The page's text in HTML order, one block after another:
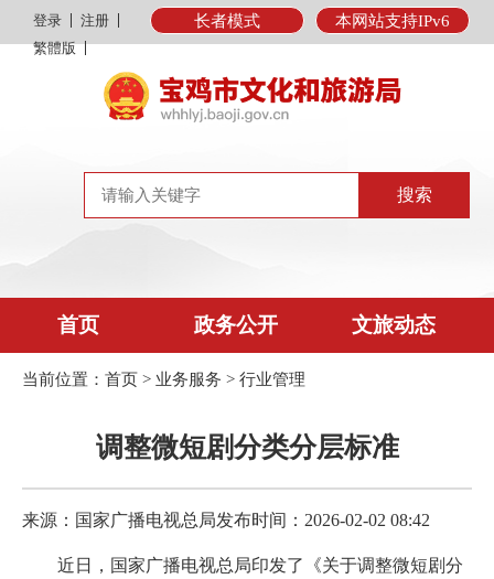
本网站支持IPv6
长者模式
登录
注册
繁體版
首页 政务公开 文旅动态
当前位置： 首页 > 业务服务 > 行业管理
调整微短剧分类分层标准
来源：国家广播电视总局发布时间：2026-02-02 08:42
近日，国家广播电视总局印发了《关于调整微短剧分